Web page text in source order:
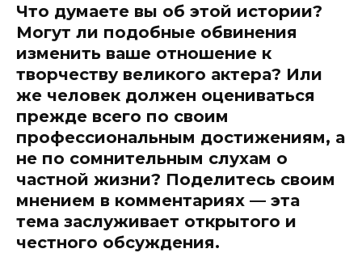
Что думаете вы об этой истории?
Могут ли подобные обвинения
изменить ваше отношение к
творчеству великого актера? Или
же человек должен оцениваться
прежде всего по своим
профессиональным достижениям, а
не по сомнительным слухам о
частной жизни? Поделитесь своим
мнением в комментариях — эта
тема заслуживает открытого и
честного обсуждения.